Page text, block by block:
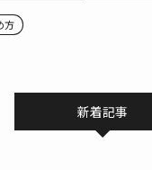
方
新着記事